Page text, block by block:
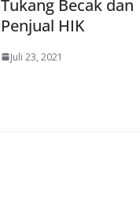
Tukang Becak dan
Penjual HIK
Juli 23, 2021